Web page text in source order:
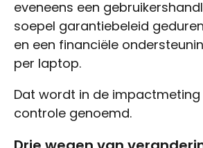
eveneens een
soepel garantiebeleid
en een financiële
per laptop.
Dat wordt in de
controle genoemd.